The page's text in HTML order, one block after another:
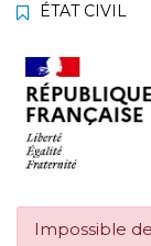
ÉTAT CIVIL
Impossible